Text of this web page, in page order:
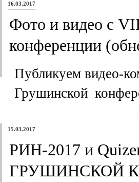
16.03.2017
Фото и видео с
конференции
Публикуем видео-
Грушинской
15.03.2017
РИН-2017 и
ГРУШИНСКОЙ